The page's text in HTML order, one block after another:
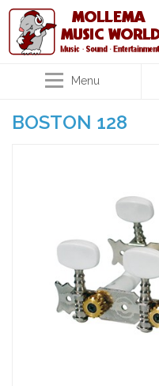
Menu
BOSTON 128